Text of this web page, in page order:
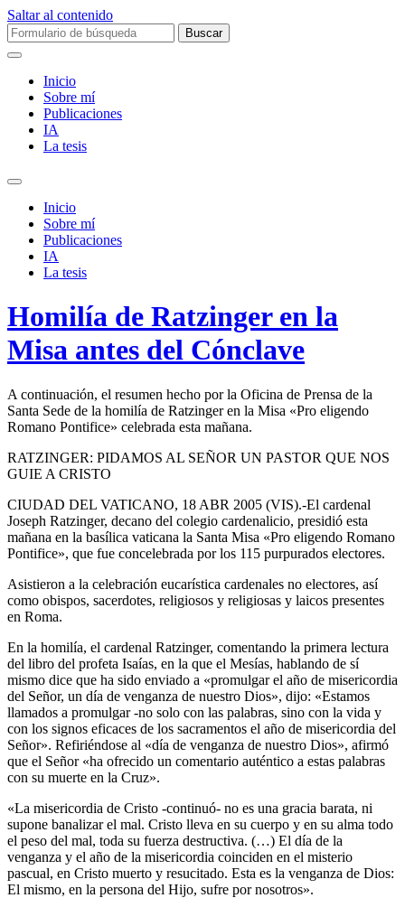
Saltar al contenido
Buscar:
Inicio
Sobre mí­
Publicaciones
IA
La tesis
Alternar
campo
búsqueda
Inicio
Sobre mí­
Publicaciones
IA
La tesis
Homilía de Ratzinger en la
Misa antes del Cónclave
A continuación, el resumen hecho por la Oficina de Prensa de la
Santa Sede de la homilía de Ratzinger en la Misa «Pro eligendo
Romano Pontifice» celebrada esta mañana.
RATZINGER: PIDAMOS AL SEÑOR UN PASTOR QUE NOS
GUIE A CRISTO
CIUDAD DEL VATICANO, 18 ABR 2005 (VIS).-El cardenal
Joseph Ratzinger, decano del colegio cardenalicio, presidió esta
mañana en la basílica vaticana la Santa Misa «Pro eligendo Romano
Pontifice», que fue concelebrada por los 115 purpurados electores.
Asistieron a la celebración eucarística cardenales no electores, así
como obispos, sacerdotes, religiosos y religiosas y laicos presentes
en Roma.
En la homilía, el cardenal Ratzinger, comentando la primera lectura
del libro del profeta Isaías, en la que el Mesías, hablando de sí
mismo dice que ha sido enviado a «promulgar el año de misericordia
del Señor, un día de venganza de nuestro Dios», dijo: «Estamos
llamados a promulgar -no solo con las palabras, sino con la vida y
con los signos eficaces de los sacramentos el año de misericordia del
Señor». Refiriéndose al «día de venganza de nuestro Dios», afirmó
que el Señor «ha ofrecido un comentario auténtico a estas palabras
con su muerte en la Cruz».
«La misericordia de Cristo -continuó- no es una gracia barata, ni
supone banalizar el mal. Cristo lleva en su cuerpo y en su alma todo
el peso del mal, toda su fuerza destructiva. (…) El día de la
venganza y el año de la misericordia coinciden en el misterio
pascual, en Cristo muerto y resucitado. Esta es la venganza de Dios:
El mismo, en la persona del Hijo, sufre por nosotros».